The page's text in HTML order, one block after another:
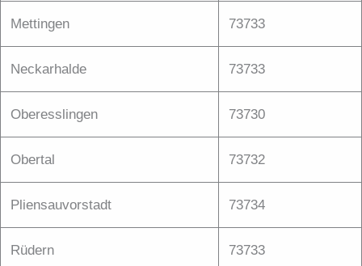
Mettingen 73733
Neckarhalde 73733
Oberesslingen 73730
Obertal 73732
Pliensauvorstadt 73734
Rüdern 73733